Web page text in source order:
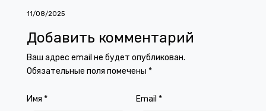
11/08/2025
Добавить комментарий
Ваш адрес email не будет опубликован.
Обязательные поля помечены *
Имя * Email *